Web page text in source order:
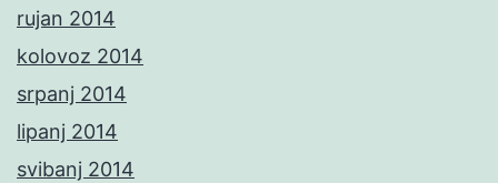
rujan 2014
kolovoz 2014
srpanj 2014
lipanj 2014
svibanj 2014